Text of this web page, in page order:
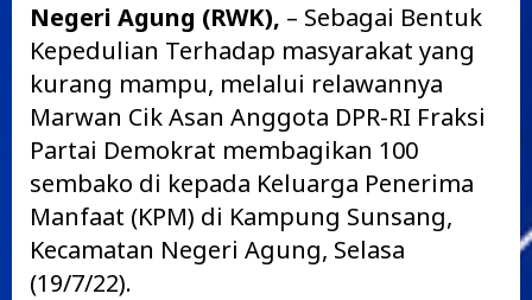
Negeri Agung (RWK), – Sebagai Bentuk
Kepedulian Terhadap masyarakat yang
kurang mampu, melalui relawannya
Marwan Cik Asan Anggota DPR-RI Fraksi
Partai Demokrat membagikan 100
sembako di kepada Keluarga Penerima
Manfaat (KPM) di Kampung Sunsang,
Kecamatan Negeri Agung, Selasa
(19/7/22).